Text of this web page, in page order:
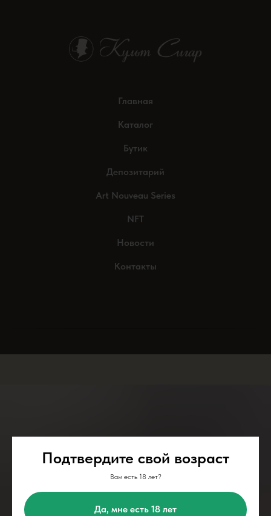
Подтвердите свой возраст
Вам есть 18 лет?
Да, мне есть 18 лет
Главная
Каталог
Бутик
Депозитарий
Art Nouveau Series
NFT
Новости
Контакты